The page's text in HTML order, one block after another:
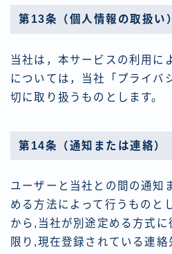
第13条（個人情報の取扱い）
当社は，本サービスの利用に
については，当社「プライバ
切に取り扱うものとします。
第14条（通知または連絡）
ユーザーと当社との間の通知
める方法によって行うものと
から,当社が別途定める方式
限り,現在登録されている連